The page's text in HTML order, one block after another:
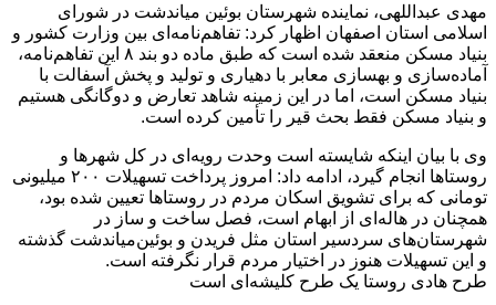
مهدی عبداللهی، نماینده شهرستان بوئین میاندشت در شورای
اسلامی استان اصفهان اظهار کرد: تفاهم‌نامه‌ای بین وزارت کشور و
بنیاد مسکن منعقد شده است که طبق ماده دو بند ۸ این تفاهم‌نامه،
آماده‌سازی و بهسازی معابر با دهیاری و تولید و پخش آسفالت با
بنیاد مسکن است، اما در این زمینه شاهد تعارض و دوگانگی هستیم
و بنیاد مسکن فقط بحث قیر را تأمین کرده است.
وی با بیان اینکه شایسته است وحدت رویه‌ای در کل شهرها و
روستاها انجام گیرد، ادامه داد: امروز پرداخت تسهیلات ۲۰۰ میلیونی
تومانی که برای تشویق اسکان مردم در روستاها تعیین شده بود،
همچنان در هاله‌ای از ابهام است، فصل ساخت و ساز در
شهرستان‌های سردسیر استان مثل فریدن و بوئین‌میاندشت گذشته
و این تسهیلات هنوز در اختیار مردم قرار نگرفته است.
طرح هادی روستا یک طرح کلیشه‌ای است